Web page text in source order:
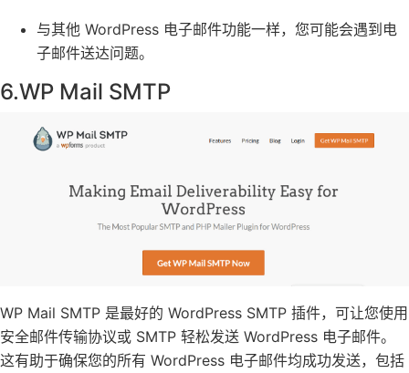
与其他 WordPress 电子邮件功能一样，您可能会遇到电
子邮件送达问题。
6.WP Mail SMTP
WP Mail SMTP 是最好的 WordPress SMTP 插件，可让您使用
安全邮件传输协议或 SMTP 轻松发送 WordPress 电子邮件。
这有助于确保您的所有 WordPress 电子邮件均成功发送，包括